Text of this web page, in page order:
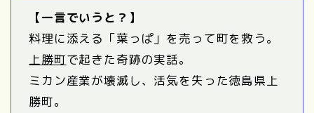
【一言でいうと？】
料理に添える「葉っぱ」を売って町を救う。
上勝町で起きた奇跡の実話。
ミカン産業が壊滅し、活気を失った徳島県上
勝町。